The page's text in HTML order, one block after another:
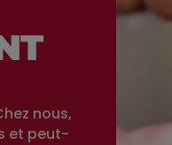
nous,
et peut-